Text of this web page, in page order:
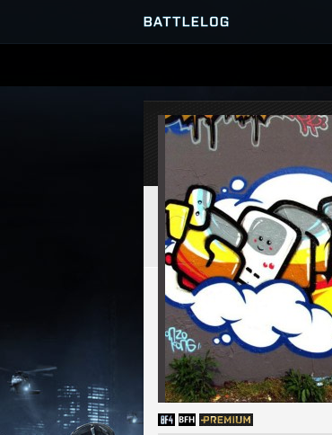
SERVER-BROWSER
MATCHES